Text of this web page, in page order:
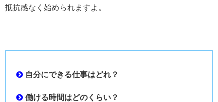
抵抗感なく始められますよ。
自分にできる仕事はどれ？
働ける時間はどのくらい？